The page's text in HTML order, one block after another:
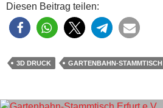
Diesen Beitrag teilen:
3D DRUCK GARTENBAHN-STAMMTISCH